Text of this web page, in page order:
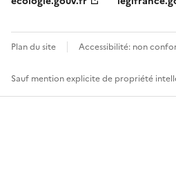
Plan du site Accessibilité: non
Sauf mention explicite de propriété